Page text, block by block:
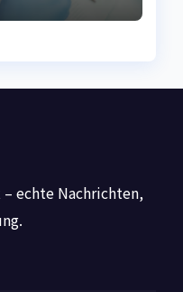
echte Nachrichten,